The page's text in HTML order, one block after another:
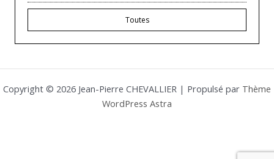
Toutes
Copyright © 2026 Jean-Pierre CHEVALLIER | Propulsé par Thème
WordPress Astra